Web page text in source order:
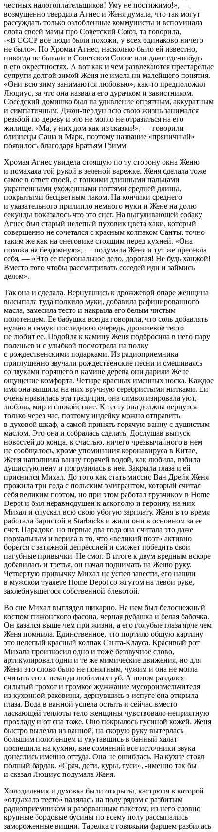
честных налогоплательщиков! Уму не постижимо!», —
возмущенно твердила Агнес и Женя думала, что так могут
рассуждать только озлобленные коммунисты и вспоминала
слова своей мамы про Советский Союз, та говорила,
-«В СССР все люди были похожи, у всех одинаково ничего
не было». Но Хромая Агнес, насколько было ей известно,
никогда не бывала в Советском Союзе или даже где-нибудь
в его окрестностях. А вот как и чем развлекаются престарелые
супруги долгой зимой Женя не имела ни малейшего понятия.
«Они всю зиму занимаются любовью», как-то предположил
Люциус, за что она назвала его дурачком и завистником.
Соседский домишко был на удивление опрятным, аккуратным
и симпатичным. Джон-пердун всю свою жизнь занимался
резьбой по дереву и это не могло не отразиться на его
жилище. «Ма, у них дом как из сказки!», — говорили
близнецы Саша и Марк, поэтому название «пряничный»
появилось благодаря Братьям Гримм.
Хромая Агнес увидела стоящую по ту сторону окна Женю
и помахала той рукой в зеленой варежке. Женя сделала тоже
самое в ответ своей, с тонкими длинными пальцами
украшенными ухоженными ногтями средней длины,
покрытыми бесцветным лаком. На кончики среднего
и указательного прилипло немного муки и Жене на долю
секунды показалось что это снег. На выгуливающей собаку
Агнес был старый нелепый пуховик цвета хаки, который
совершенно не сочетался с красным колпаком Санты, точно
таким же как на снеговике стоящим перед кухней. «Она
похожа на бездомную», — подумала Женя и тут же пресекла
себя, — «Это ее персональное дело, дорогая! Не будь ханжой!
Вместо того чтобы рассматривать соседей иди и займись
делом».
Так она и сделала. Вернувшись к дрожжевой опаре женщина
высыпала туда полкило муки, добавила рафинированного
масла, замесила тесто и накрыла его белым чистым
полотенцем. Ее бабушка всегда говорила, что соль добавлять
нужно в самую последнюю очередь, дрожжевое тесто
не любит ее. Подойдя к камину Женя подбросила в него пару
поленьев и с улыбкой посмотрела на полку
с рождественскими подарками. Из радиоприемника
приглушенно звучали рождественские песни и смешиваясь
со звуками горящего в камине дерева они дарили Жене
ощущение комфорта. Четыре красных именных носка. Каждое
имя она вышила на них вручную серебристыми нитками. Ей
очень нравилась эта традиция, она символизировала уют,
любовь, мир и спокойствие. К тесту она должна вернутся
только через час, поэтому индейку можно отправить
в духовой шкаф, а самой принять горячую ванну с душистым
маслом. Это она и собралась сделать. Дослушав выпуск
новостей до конца, к счастью, ничего чрезвычайного в нем
не сообщалось, кроме упоминания коронавируса в Китае,
Женя наполнила ванну горячей водой, как любила, взбила
душистую пену и погрузилась в нее. Закрыла глаза и ей
приснился Михал. До того как стать миссис Ван Дрейк Женя
прожила три года с польским эмигрантом, который считал
себя великим поэтом, но при этом работал грузчиком в Home
Depot и был неравнодушен к алкоголю и героину, на них
Михал и спускал всю свою убогую зарплату. Женя в то время
работала баристой в Starbucks и жили они в основном за ее
счет. Парадокс, но первые два года она считала это даже
нормальным и верила в то, что «великий поэт» активно
борется с затяжной депрессией и сможет победить свои
пагубные привычки. Не смог. В итоге к двум вредным вскоре
добавилась и третья, он начал поднимать на Женю руку.
Четвертую привычку Михал не успел завести, его нашли
в мужском туалете Home Depot со жгутом на левой руке,
захлебнувшегося собственной блевотой.
Во сне Михал выглядел шикарно. На нем был белоснежный
костюм пижонского фасона, черная рубашка и белая бабочка.
Он казался выше чем при жизни, а его голубые глаза ярче чем
Женя помнила. Единственное, что портило общую картину
это нелепый красный колпак Санта-Клауса. Красивый рот
Михала произносил одно и тоже беззвучное слово,
артикулировал одни и те же мимические движения, но для
Жени это слово было не понятным, чужим и она не могла
считать его с некогда любимых губ. А потом раздался
сильный грохот и громкое жужжание мусороизмельчителя
из кухонной раковины, дернувшись в испуге она открыла
глаза. Вода в ванной успела остыть и сейчас вместо
ласкающей теплоты тело женщины чувствовало неприятную
прохладу и от сна тоже. Оно покрылось гусиной кожей. Женя
быстро вылезла из ванной, на скорую руку вытерлась
большим полотенцем и укутавшись в банный халат
поспешила на кухню, вне сомнений все источники звука
донеслись именно оттуда. Она не ошиблась. На кухне стоял
полный бардак. «Срач, дети, куры, гуси», -именно так бы
и сказал Люциус подумала Женя.
Холодильник и духовка были открыты, кастрюля в которой
«отдыхало тесто» валялась на полу рядом с разбитым
радиоприемником и разорванным пакетом, из него словно
крупные бордовые бусины по всему полу рассыпались
замороженные вишни. Тарелка с говяжьим фаршем разбилась